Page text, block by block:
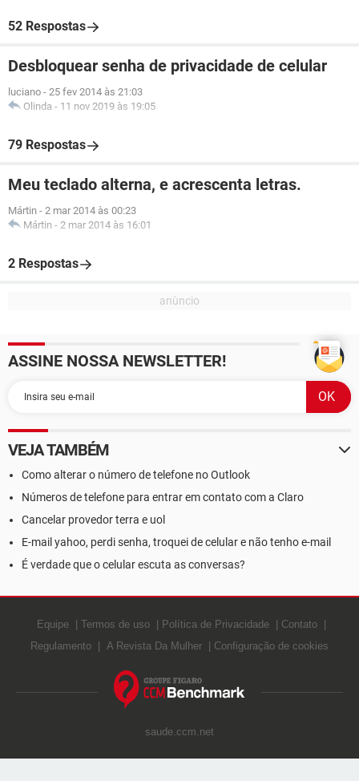
52 Respostas
Desbloquear senha de privacidade de celular
luciano - 25 fev 2014 às 21:03
Olinda - 11 nov 2019 às 19:05
79 Respostas
Meu teclado alterna, e acrescenta letras.
Mártin - 2 mar 2014 às 00:23
Mártin - 2 mar 2014 às 16:01
2 Respostas
ASSINE NOSSA NEWSLETTER!
VEJA TAMBÉM
Como alterar o número de telefone no Outlook
Números de telefone para entrar em contato com a Claro
Cancelar provedor terra e uol
E-mail yahoo, perdi senha, troquei de celular e não tenho e-mail
É verdade que o celular escuta as conversas?
Equipe Termos de uso Política de Privacidade
Contato
Regulamento
A Revista Da Mulher Configuração de cookies
saude.ccm.net